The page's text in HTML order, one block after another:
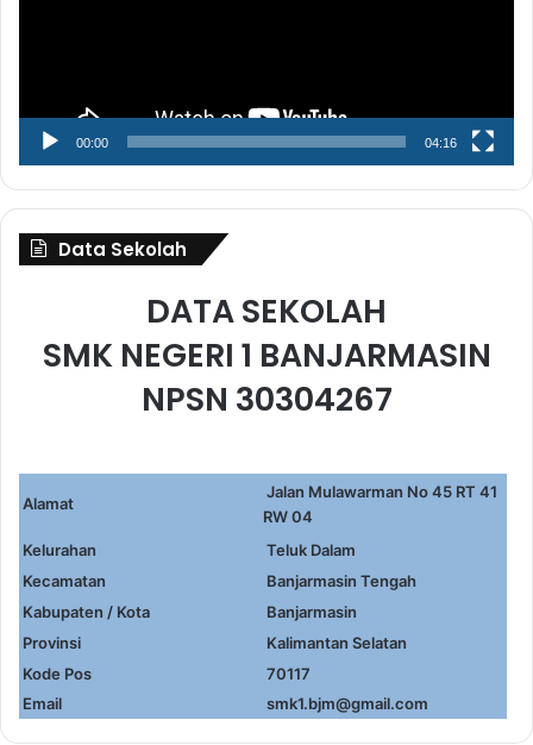
00:00 04:16
Data Sekolah
DATA SEKOLAH
SMK NEGERI 1 BANJARMASIN
NPSN 30304267
Alamat
Jalan Mulawarman No 45 RT 41
RW 04
Kelurahan
Teluk Dalam
Kecamatan
Banjarmasin Tengah
Kabupaten / Kota
Banjarmasin
Provinsi
Kalimantan Selatan
Kode Pos
70117
Email
smk1.bjm@gmail.com